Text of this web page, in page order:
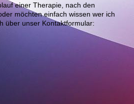
einer Therapie, nach den
möchten einfach wissen wer ich
über unser Kontaktformular: